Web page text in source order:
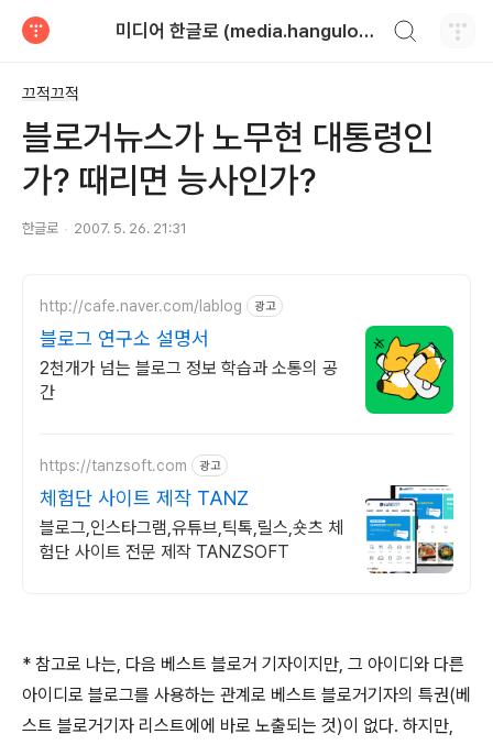
미디어 한글로 (media.hangulo.net)
끄적끄적
블로거뉴스가 노무현 대통령인
가? 때리면 능사인가?
한글로 2007. 5. 26. 21:31
http://cafe.naver.com/lablog 광고
블로그 연구소 설명서
2천개가 넘는 블로그 정보 학습과 소통의 공
간
https://tanzsoft.com 광고
체험단 사이트 제작 TANZ
블로그,인스타그램,유튜브,틱톡,릴스,숏츠 체
험단 사이트 전문 제작 TANZSOFT
* 참고로 나는, 다음 베스트 블로거 기자이지만, 그 아이디와 다른
아이디로 블로그를 사용하는 관계로 베스트 블로거기자의 특권(베
스트 블로거기자 리스트에에 바로 노출되는 것)이 없다. 하지만,